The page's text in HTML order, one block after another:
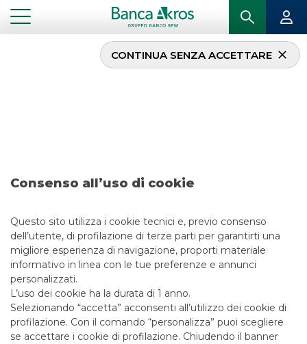
Consenso all’uso di cookie
Questo sito utilizza i cookie tecnici e, previo consenso
dell’utente, di profilazione di terze parti per garantirti una
migliore esperienza di navigazione, proporti materiale
informativo in linea con le tue preferenze e annunci
personalizzati.
L’uso dei cookie ha la durata di 1 anno.
Selezionando “accetta” acconsenti all’utilizzo dei cookie di
profilazione. Con il comando “personalizza” puoi scegliere
se accettare i cookie di profilazione. Chiudendo il banner
CONTINUA SENZA ACCETTARE
Operazione – Tikehau
...
IN PRIMO PIANO
MERGERS & ACQUISITIONS
13/7/2020
LINK UTILI